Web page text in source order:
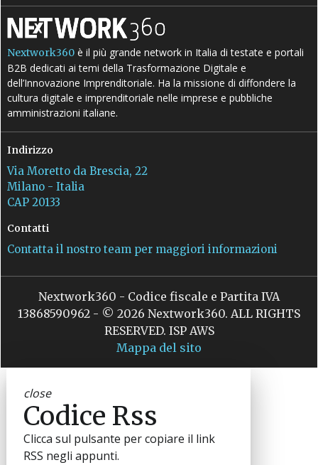
Nextwork360 è il più grande network in Italia di testate e portali
B2B dedicati ai temi della Trasformazione Digitale e
dell’Innovazione Imprenditoriale. Ha la missione di diffondere la
cultura digitale e imprenditoriale nelle imprese e pubbliche
amministrazioni italiane.
Indirizzo
Via Moretto da Brescia, 22
Milano - Italia
CAP 20133
Contatti
Contatta il nostro team per maggiori informazioni
Nextwork360 - Codice fiscale e Partita IVA
13868590962 - © 2026 Nextwork360. ALL RIGHTS
RESERVED. ISP AWS
Mappa del sito
close
Codice Rss
Clicca sul pulsante per copiare il link
RSS negli appunti.